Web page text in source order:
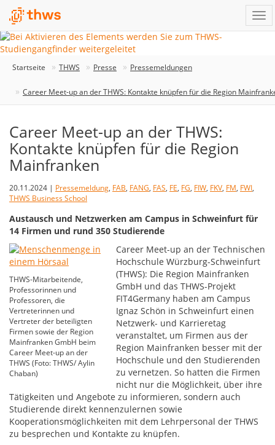
Startseite THWS Presse Pressemeldungen
Career Meet-up an der THWS: Kontakte knüpfen für die Region
Career Meet-up an der THWS:
Kontakte knüpfen für die Region
Mainfranken
20.11.2024 | Pressemeldung, FAB, FANG, FAS, FE, FG, FIW, FKV, FM, FWI,
THWS Business School
Austausch und Netzwerken am Campus in Schweinfurt für
14 Firmen und rund 350 Studierende
THWS-Mitarbeitende,
Professorinnen und
Professoren, die
Vertreterinnen und
Vertreter der beteiligten
Firmen sowie der Region
Mainfranken GmbH beim
Career Meet-up an der
THWS (Foto: THWS/ Aylin
Chaban)
Career Meet-up an der Technischen
Hochschule Würzburg-Schweinfurt
(THWS): Die Region Mainfranken
GmbH und das THWS-Projekt
FIT4Germany haben am Campus
Ignaz Schön in Schweinfurt einen
Netzwerk- und Karrieretag
veranstaltet, um Firmen aus der
Region Mainfranken besser mit der
Hochschule und den Studierenden
zu vernetzen. So hatten die Firmen
nicht nur die Möglichkeit, über ihre
Tätigkeiten und Angebote zu informieren, sondern auch
Studierende direkt kennenzulernen sowie
Kooperationsmöglichkeiten mit dem Lehrpersonal der THWS
zu besprechen und Kontakte zu knüpfen.